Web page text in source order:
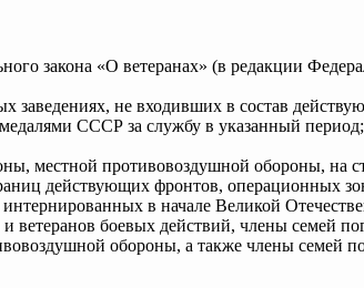
закона «О ветеранах» (в редакции
не входивших в состав
СССР за службу в указанный период;
местной противовоздушной обороны, на
действующих фронтов, операционных
в начале Великой
боевых действий, члены семей
обороны, а также члены семей